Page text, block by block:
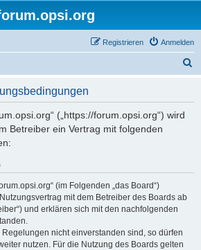
Anmelden
Registrieren
(„https://forum.opsi.org“) wird
Betreiber ein Vertrag mit folgenden
(im Folgenden „das Board“)
mit dem Betreiber des Boards ab
und erklären sich mit den nachfolgenden
nicht einverstanden sind, so dürfen
nutzen. Für die Nutzung des Boards gelten